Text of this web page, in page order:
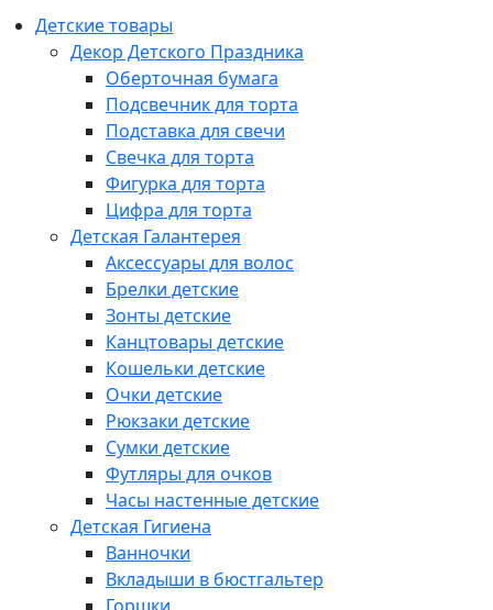
Детские товары
Декор Детского Праздника
Оберточная бумага
Подсвечник для торта
Подставка для свечи
Свечка для торта
Фигурка для торта
Цифра для торта
Детская Галантерея
Аксессуары для волос
Брелки детские
Зонты детские
Канцтовары детские
Кошельки детские
Очки детские
Рюкзаки детские
Сумки детские
Футляры для очков
Часы настенные детские
Детская Гигиена
Ванночки
Вкладыши в бюстгальтер